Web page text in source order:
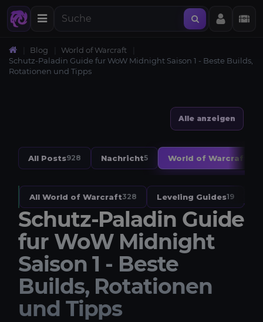
Blog
World of Warcraft
Schutz-Paladin Guide fur WoW Midnight Saison 1 - Beste Builds,
Rotationen und Tipps
Alle anzeigen
All Posts928 Nachricht5 World of Warcraft
All World of Warcraft328 Leveling Guides19
Schutz-Paladin Guide
fur WoW Midnight
Saison 1 - Beste
Builds, Rotationen
und Tipps